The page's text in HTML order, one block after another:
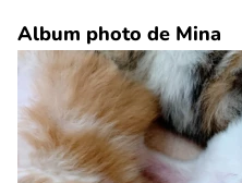
Album photo de Mina